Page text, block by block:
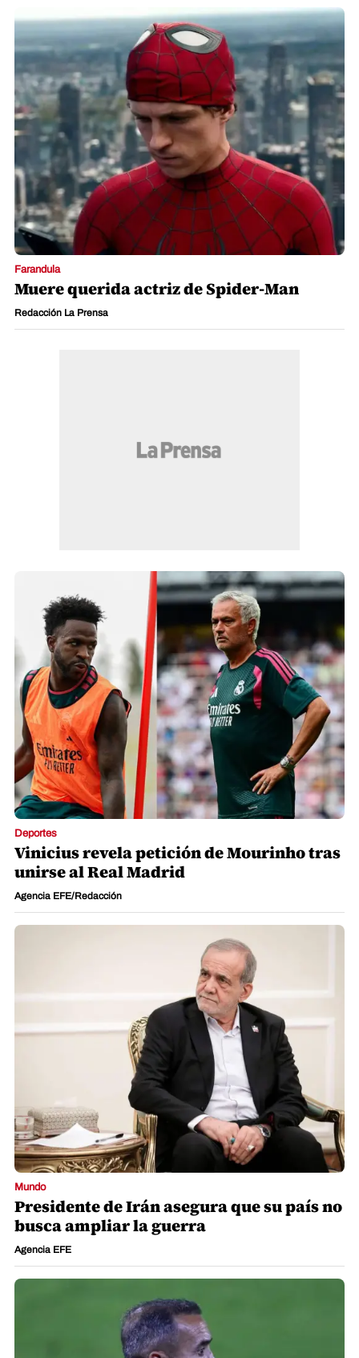
Farandula
Muere querida actriz de Spider-Man
Redacción La Prensa
Deportes
Vinicius revela petición de Mourinho tras
unirse al Real Madrid
Agencia EFE/Redacción
Mundo
Presidente de Irán asegura que su país no
busca ampliar la guerra
Agencia EFE